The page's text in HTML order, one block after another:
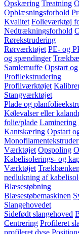
Opskæring Treatning
Opblæsningsforhold
Kvalitet Folieværktøj
Nedtrækningsforhold
Rørekstrudering
Rørværktøjet PE- og
og spændinger
Samlemuffe Opstart
Profilekstrudering
Profilværktøjet
Stangværktøjet
Plade og
Kølevalser eller
folie/plade Laminering
Kantskæring Opstart
Værktøjet Opspoling
Kabelisolerings- og
Værktøjet Trækbænken
nedlukning af
Blæsestøbning
Blæsestøbemaskinen
Slangehovedet
Sidefødt slangehoved
Centrering Profileret
profileret dyse